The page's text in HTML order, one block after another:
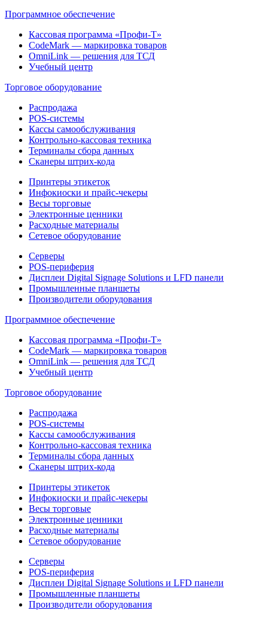
Программное обеспечение
Кассовая программа «Профи-Т»
CodeMark — маркировка товаров
OmniLink — решения для ТСД
Учебный центр
Торговое оборудование
Распродажа
POS-системы
Кассы самообслуживания
Контрольно-кассовая техника
Терминалы сбора данных
Сканеры штрих-кода
Принтеры этикеток
Инфокиоски и прайс-чекеры
Весы торговые
Электронные ценники
Расходные материалы
Сетевое оборудование
Серверы
POS-периферия
Дисплеи Digital Signage Solutions и LFD панели
Промышленные планшеты
Производители оборудования
Программное обеспечение
Кассовая программа «Профи-Т»
CodeMark — маркировка товаров
OmniLink — решения для ТСД
Учебный центр
Торговое оборудование
Распродажа
POS-системы
Кассы самообслуживания
Контрольно-кассовая техника
Терминалы сбора данных
Сканеры штрих-кода
Принтеры этикеток
Инфокиоски и прайс-чекеры
Весы торговые
Электронные ценники
Расходные материалы
Сетевое оборудование
Серверы
POS-периферия
Дисплеи Digital Signage Solutions и LFD панели
Промышленные планшеты
Производители оборудования